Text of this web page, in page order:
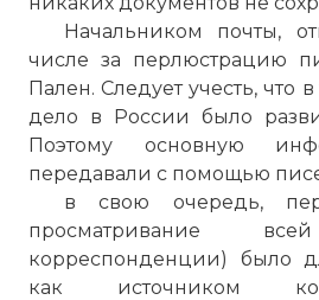
Начальником почты,
числе за перлюстрацию
Пален. Следует учесть, что
дело в России было
Поэтому основную
передавали с помощью
в свою очередь,
просматривание
корреспонденции) было
как источником